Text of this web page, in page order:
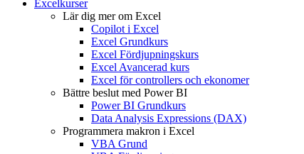
Excelkurser
Lär dig mer om Excel
Copilot i Excel
Excel Grundkurs
Excel Fördjupningskurs
Excel Avancerad kurs
Excel för controllers och ekonomer
Bättre beslut med Power BI
Power BI Grundkurs
Data Analysis Expressions (DAX)
Programmera makron i Excel
VBA Grund